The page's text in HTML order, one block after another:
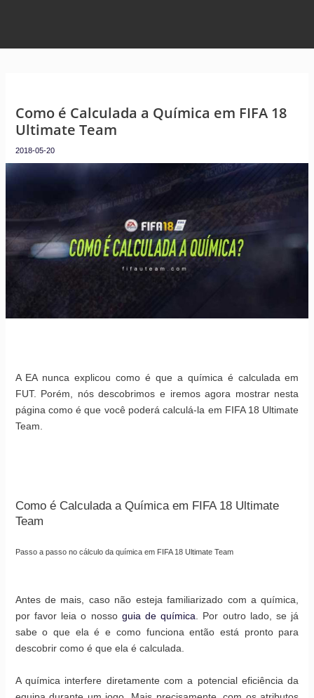
Como é Calculada a Química em FIFA 18
Ultimate Team
2018-05-20
A EA nunca explicou como é que a química é calculada em
FUT. Porém, nós descobrimos e iremos agora mostrar nesta
página como é que você poderá calculá-la em FIFA 18 Ultimate
Team.
Como é Calculada a Química em FIFA 18 Ultimate
Team
Passo a passo no cálculo da química em FIFA 18 Ultimate Team
Antes de mais, caso não esteja familiarizado com a química,
por favor leia o nosso guia de química. Por outro lado, se já
sabe o que ela é e como funciona então está pronto para
descobrir como é que ela é calculada.
A química interfere diretamente com a potencial eficiência da